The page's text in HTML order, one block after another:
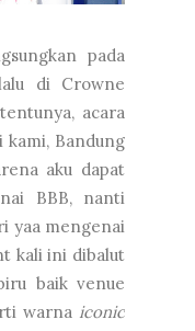
pada
di Crowne
acara
Bandung
aku dapat
BBB, nanti
yaa mengenai
kali ini dibalut
baik venue
warna iconic